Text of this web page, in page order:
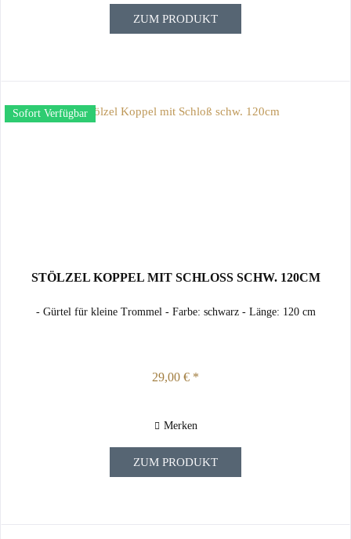
ZUM PRODUKT
Sofort Verfügbar
STÖLZEL KOPPEL MIT SCHLOSS SCHW. 120CM
- Gürtel für kleine Trommel - Farbe: schwarz - Länge: 120 cm
29,00 € *
Merken
ZUM PRODUKT